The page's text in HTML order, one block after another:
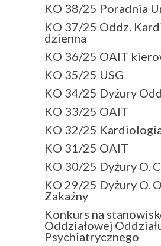
KO 38/25 Poradnia
KO 37/25 Oddz.
dzienna
KO 36/25 OAIT
KO 35/25 USG
KO 34/25 Dyżury
KO 33/25 OAIT
KO 32/25
KO 31/25 OAIT
KO 30/25 Dyżury O.
KO 29/25 Dyżury O.
Zakaźny
Konkurs na
Oddziałowej
Psychiatrycznego